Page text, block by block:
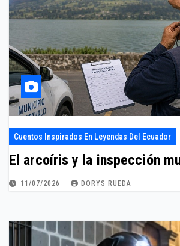
Cuentos Inspirados En Leyendas Del Ecuador
El arcoíris y la inspección
11/07/2026 DORYS RUEDA